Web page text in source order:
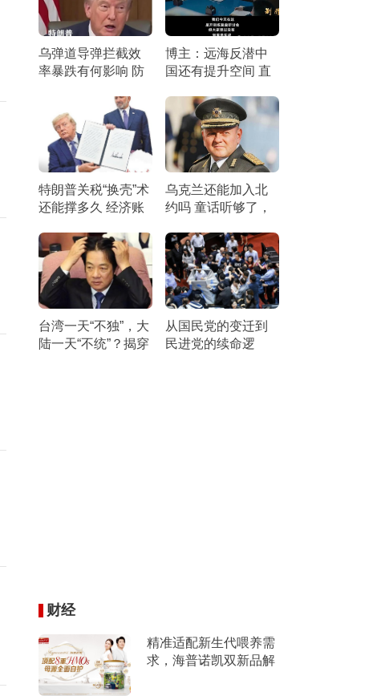
乌弹道导弹拦截效
率暴跌有何影响 防
博主：远海反潜中
国还有提升空间 直
特朗普关税“换壳”术
还能撑多久 经济账
讼
乌克兰还能加入北
约吗 童话听够了，
台湾一天“不独”，大
陆一天“不统”？揭穿
从国民党的变迁到
民进党的续命逻
财经
精准适配新生代喂养需
求，海普诺凯双新品解